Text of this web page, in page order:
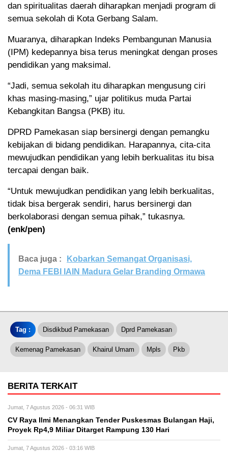
dan spiritualitas daerah diharapkan menjadi program di
semua sekolah di Kota Gerbang Salam.
Muaranya, diharapkan Indeks Pembangunan Manusia
(IPM) kedepannya bisa terus meningkat dengan proses
pendidikan yang maksimal.
“Jadi, semua sekolah itu diharapkan mengusung ciri
khas masing-masing,” ujar politikus muda Partai
Kebangkitan Bangsa (PKB) itu.
DPRD Pamekasan siap bersinergi dengan pemangku
kebijakan di bidang pendidikan. Harapannya, cita-cita
mewujudkan pendidikan yang lebih berkualitas itu bisa
tercapai dengan baik.
“Untuk mewujudkan pendidikan yang lebih berkualitas,
tidak bisa bergerak sendiri, harus bersinergi dan
berkolaborasi dengan semua pihak,” tukasnya.
(enk/pen)
Baca juga :
Kobarkan Semangat Organisasi,
Dema FEBI IAIN Madura Gelar Branding Ormawa
Tag : Disdikbud Pamekasan Dprd Pamekasan
Kemenag Pamekasan Khairul Umam Mpls Pkb
BERITA TERKAIT
Jumat, 7 Agustus 2026 - 06:31 WIB
CV Raya Ilmi Menangkan Tender Puskesmas Bulangan Haji,
Proyek Rp4,9 Miliar Ditarget Rampung 130 Hari
Jumat, 7 Agustus 2026 - 03:16 WIB